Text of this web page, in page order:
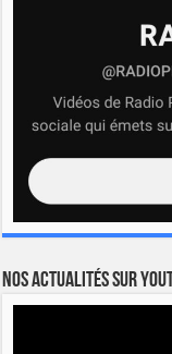
Nos actualités sur